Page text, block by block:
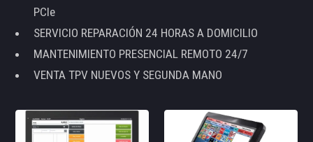
PCIe
SERVICIO REPARACIÓN 24 HORAS A DOMICILIO
MANTENIMIENTO PRESENCIAL REMOTO 24/7
VENTA TPV NUEVOS Y SEGUNDA MANO